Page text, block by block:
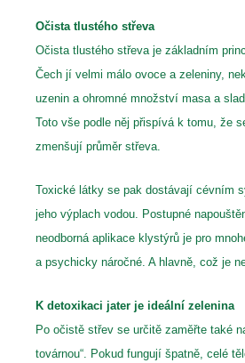
Očista tlustého střeva
Očista tlustého střeva je základním
Čech jí velmi málo ovoce a zeleniny,
uzenin a ohromné množství masa a
Toto vše podle něj přispívá k tomu, že
zmenšují průměr střeva.
Toxické látky se pak dostávají cévním
jeho výplach vodou. Postupné
neodborná aplikace klystýrů je pro
a psychicky náročné. A hlavně, což je
K detoxikaci jater je ideální zelenina
Po očistě střev se určitě zaměřte také
továrnou“. Pokud fungují špatně, celé